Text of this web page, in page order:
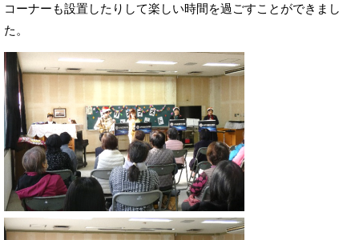
コーナーも設置したりして楽しい時間を過ごすことができまし
た。​